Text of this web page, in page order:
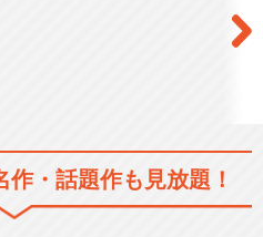
作・話題作も見放題！